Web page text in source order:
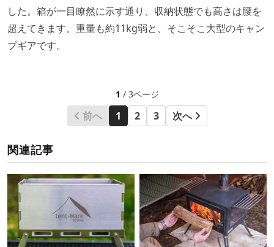
した。箱が一目瞭然に示す通り、収納状態でも高さは腰を
超えてきます。重量も約11kg弱と、そこそこ大型のキャン
プギアです。
1 / 3ページ
前へ 1 2 3 次へ
関連記事